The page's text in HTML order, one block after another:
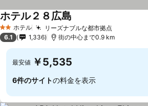
2 ホテルのランク
ホテル リーズナブルな都市拠点料金を表示
ホテル２８広島
6.1 1,336 街の中心まで0.9 km
最安値 ￥5,535
6件のサイトの料金を表示